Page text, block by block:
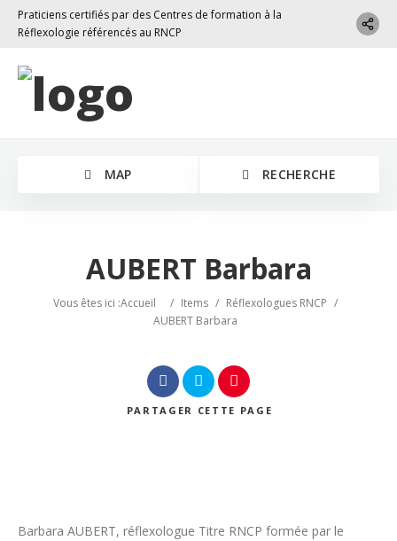
Praticiens certifiés par des Centres de formation à la
Réflexologie référencés au RNCP
MAP RECHERCHE
AUBERT Barbara
Vous êtes ici :Accueil / Items / Réflexologues RNCP /
AUBERT Barbara
PARTAGER CETTE PAGE
Barbara AUBERT, réflexologue Titre RNCP formée par le